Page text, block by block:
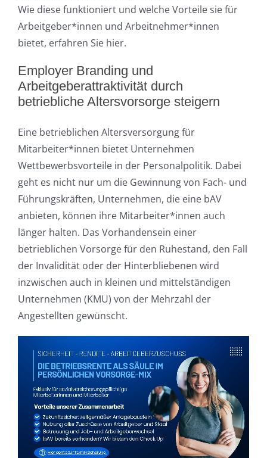
Wie diese funktioniert und welche Vorteile sie für
Arbeitgeber*innen und Arbeitnehmer*innen
bietet, erfahren Sie hier.
Employer Branding und
Arbeitgeberattraktivität durch
betriebliche Altersvorsorge steigern
Eine betrieblichen Altersversorgung für
Mitarbeiter*innen bietet Unternehmen
Wettbewerbsvorteile in der Personalpolitik. Dabei
geht es nicht nur um die Gewinnung von Fach- und
Führungskräften, Unternehmen, die eine bAV
anbieten, können ihre Mitarbeiter*innen auch
länger halten. Das Vorhandensein einer
betrieblichen Vorsorge für den Ruhestand, den Fall
der Invalidität oder der Hinterbliebenen wird
inzwischen auch in kleinen und mittelständigen
Unternehmen (KMU) von der Mehrzahl der
Angestellten gewünscht.